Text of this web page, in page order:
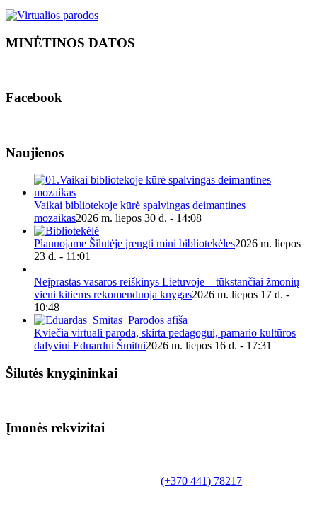
MINĖTINOS DATOS
Facebook
Naujienos
Vaikai bibliotekoje kūrė spalvingas deimantines
mozaikas2026 m. liepos 30 d. - 14:08
Planuojame Šilutėje įrengti mini bibliotekėles2026 m. liepos
23 d. - 11:01
Neįprastas vasaros reiškinys Lietuvoje – tūkstančiai žmonių
vieni kitiems rekomenduoja knygas2026 m. liepos 17 d. -
10:48
Kviečia virtuali paroda, skirta pedagogui, pamario kultūros
dalyviui Eduardui Šmitui2026 m. liepos 16 d. - 17:31
Šilutės knygininkai
Įmonės rekvizitai
(+370 441) 78217